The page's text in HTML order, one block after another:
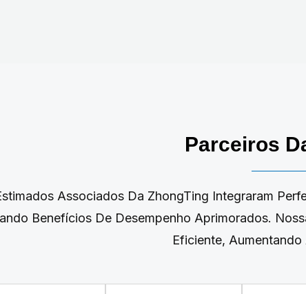
Parceiros
Associados Da ZhongTing Integraram
Benefícios De Desempenho Aprimorados.
Eficiente,